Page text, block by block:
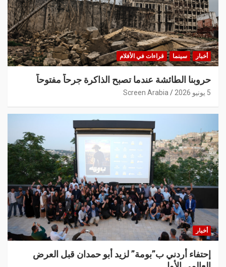
أخبار سينما قراءات في الأفلام
حروبنا الطائشة عندما تصبح الذاكرة جرحاً مفتوحاً
5 يونيو 2026 Screen Arabia
أخبار
إحتفاء أردني ب”بومة” لزيد أبو حمدان قبل العرض